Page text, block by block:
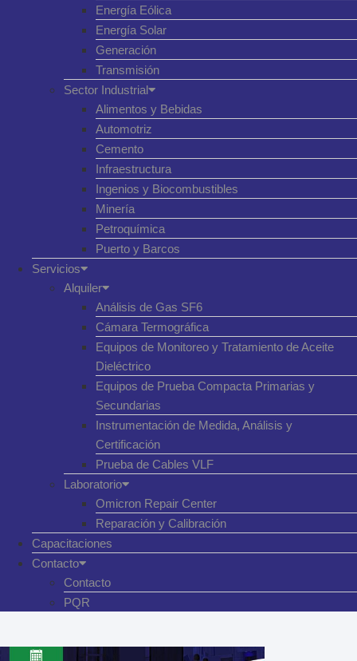
Energía Eólica
Energía Solar
Generación
Transmisión
Sector Industrial
Alimentos y Bebidas
Automotriz
Cemento
Infraestructura
Ingenios y Biocombustibles
Minería
Petroquímica
Puerto y Barcos
Servicios
Alquiler
Análisis de Gas SF6
Cámara Termográfica
Equipos de Monitoreo y Tratamiento de Aceite
Dieléctrico
Equipos de Prueba Compacta Primarias y
Secundarias
Instrumentación de Medida, Análisis y
Certificación
Prueba de Cables VLF
Laboratorio
Omicron Repair Center
Reparación y Calibración
Capacitaciones
Contacto
Contacto
PQR